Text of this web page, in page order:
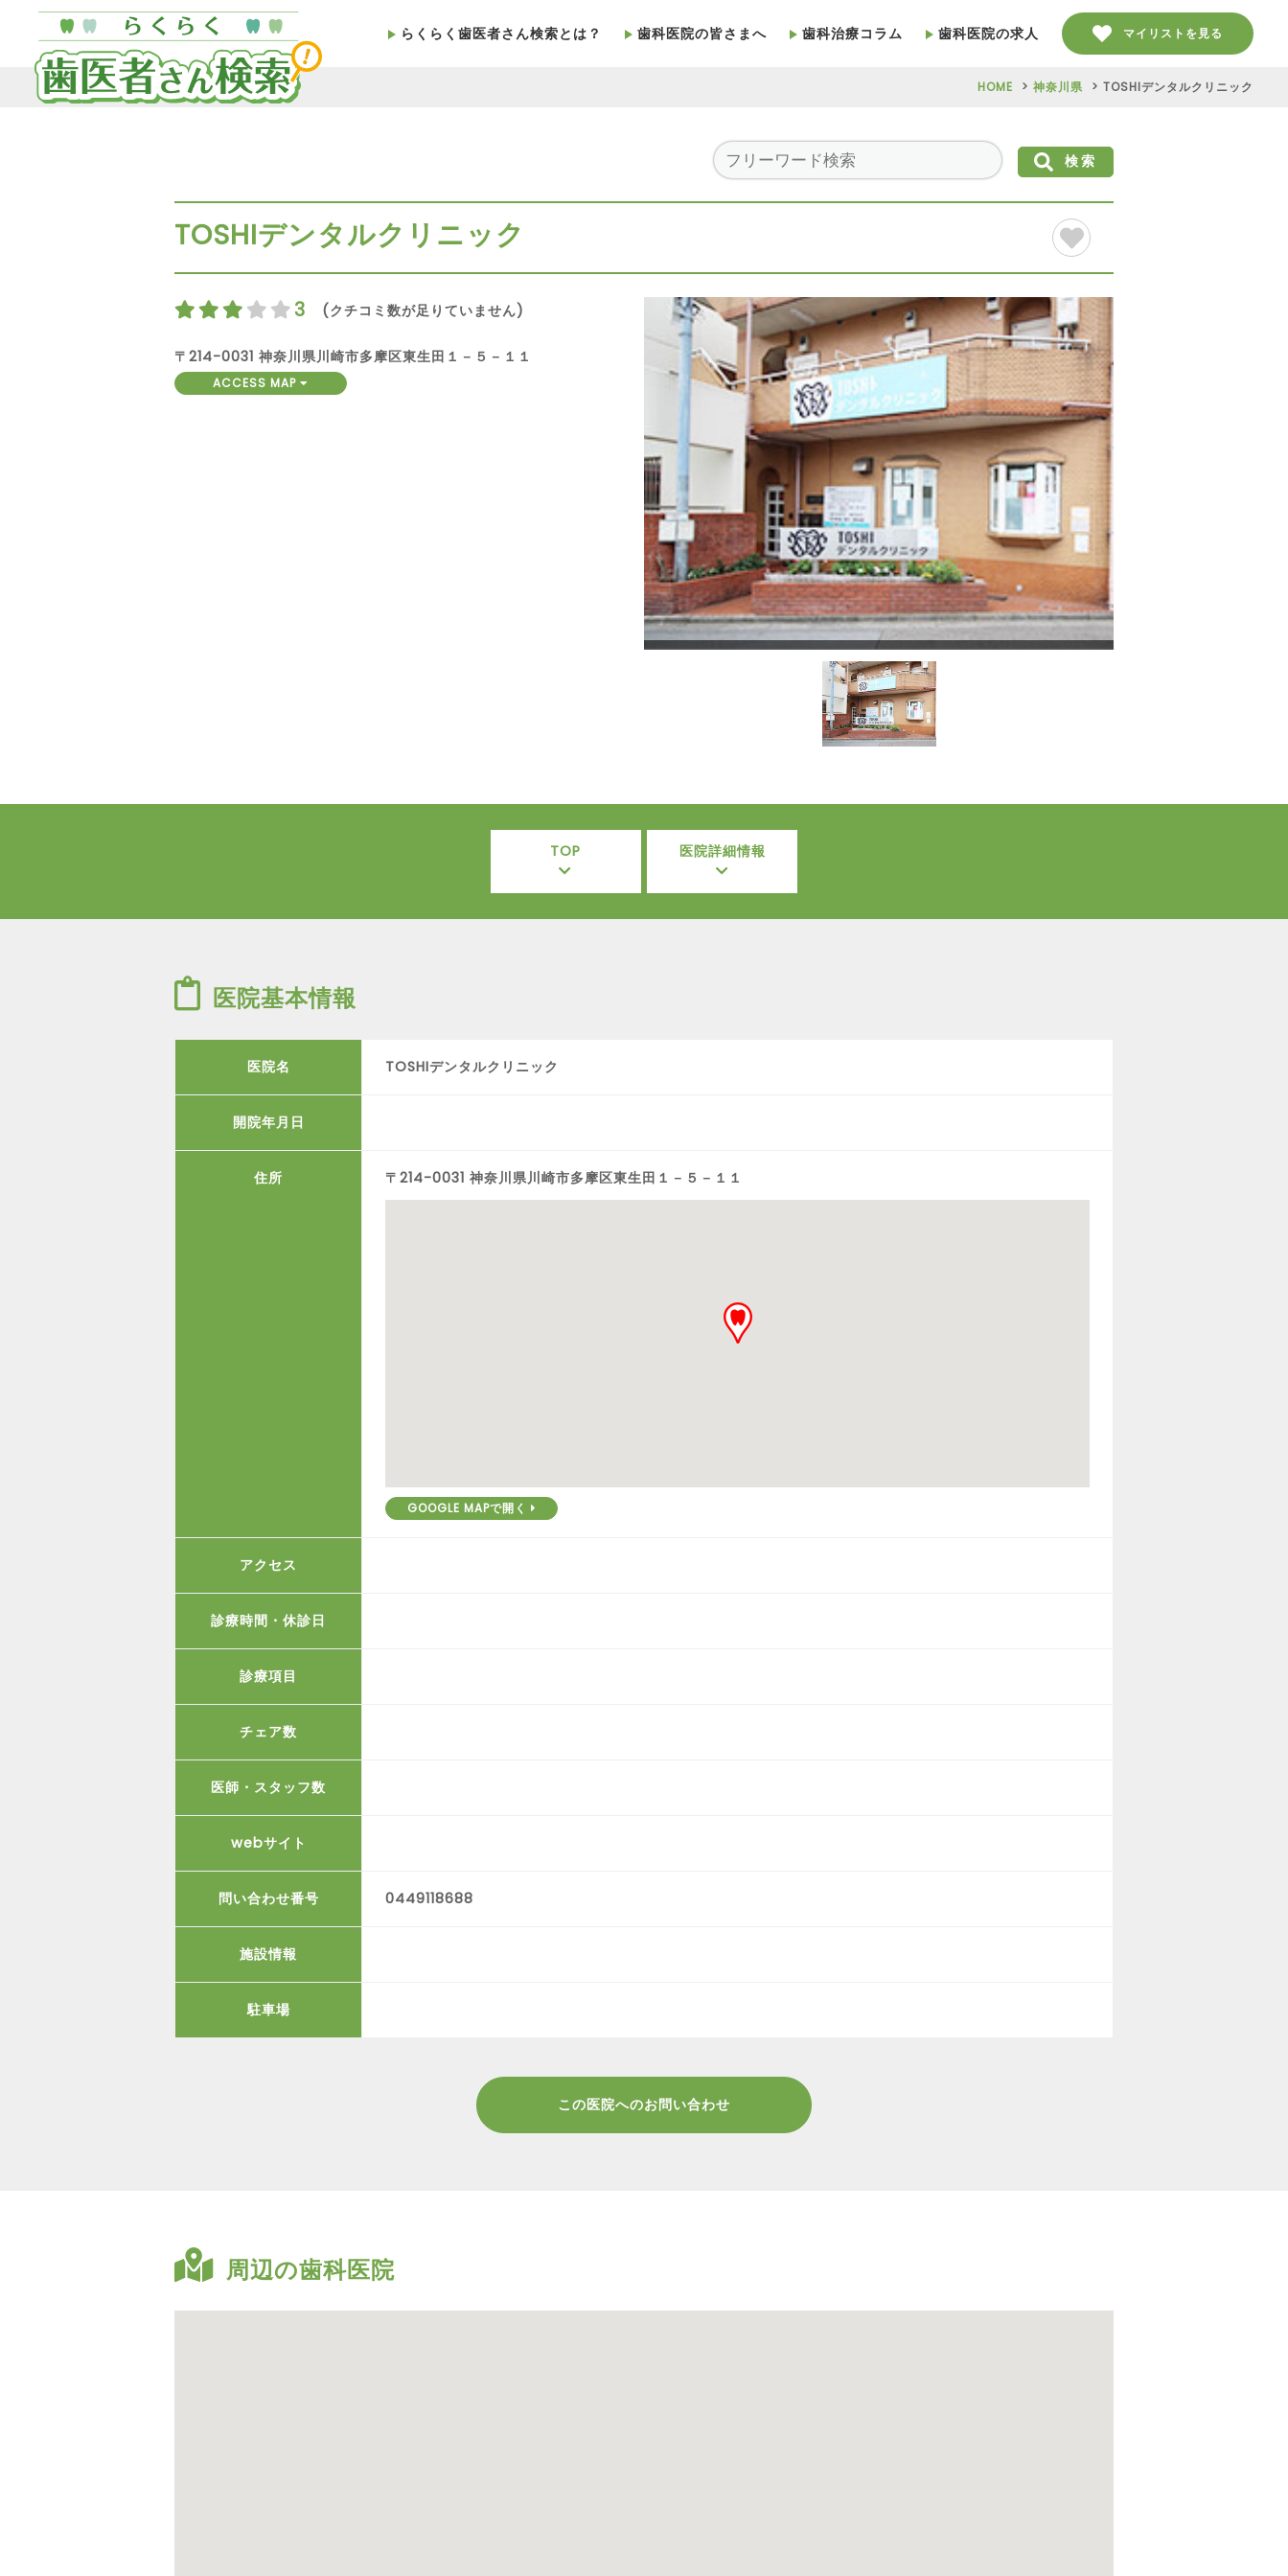
らくらく歯医者さん検索とは？ 歯科医院の皆さまへ 歯科治療コラム 歯科医院の求人 マイリストを見る
HOME 神奈川県 TOSHIデンタルクリニック
検索
TOSHIデンタルクリニック
3 (クチコミ数が足りていません)
〒214-0031 神奈川県川崎市多摩区東生田１－５－１１
ACCESS MAP
TOP 医院詳細情報
医院基本情報
医院名 TOSHIデンタルクリニック
開院年月日
住所 〒214-0031 神奈川県川崎市多摩区東生田１－５－１１
GOOGLE MAPで開く
アクセス
診療時間・休診日
診療項目
チェア数
医師・スタッフ数
webサイト
問い合わせ番号 0449118688
施設情報
駐車場
この医院へのお問い合わせ
周辺の歯科医院